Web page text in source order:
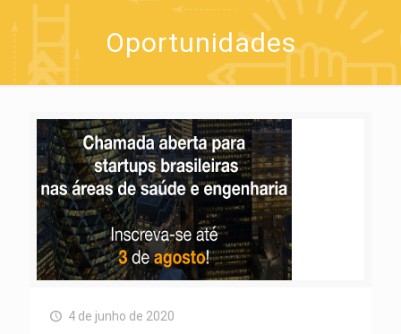
Oportunidades
4 de junho de 2020